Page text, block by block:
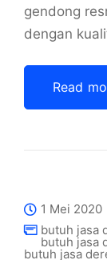
gendong
dengan
Read
1 Mei 2020
butuh jasa
butuh jasa
butuh jasa